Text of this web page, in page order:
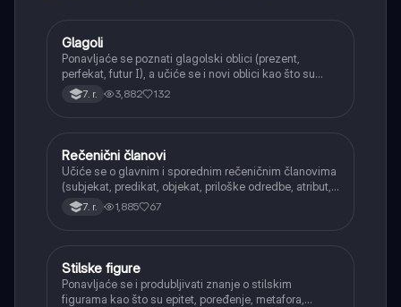
Srpski jezik
Glagoli
Ponavljaće se poznati glagolski oblici (prezent,
perfekat, futur I), a učiće se i novi oblici kao što su
aorist, imperfekat, pluskvamperfekat, futur II, kao i
glagolski prilozi i pridevi.
7. r. 3,882 132
Srpski jezik
Rečenični članovi
Učiće se o glavnim i sporednim rečeničnim članovima
(subjekat, predikat, objekat, priloške odredbe, atribut,
apozicija) i njihovoj funkciji.
7. r. 1,885 67
Srpski jezik
Stilske figure
Ponavljaće se i produbljivati znanje o stilskim
figurama kao što su epitet, poređenje, metafora,